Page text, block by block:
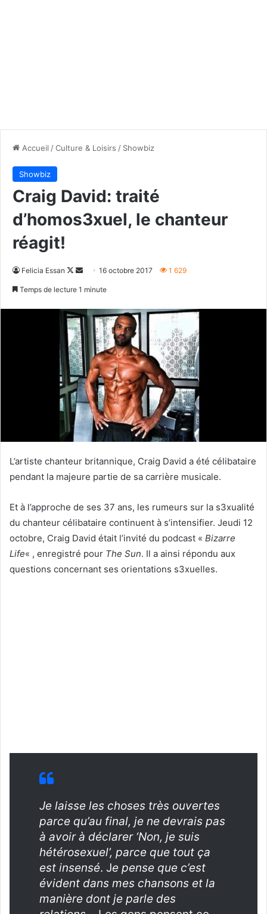
Accueil /Culture & Loisirs / Showbiz
Showbiz
Craig David: traité
d’homos3xuel, le chanteur
réagit!
Felicia Essan
Follow
Envoyer16 octobre 2017 1 629
Temps de lecture 1 minute
L’artiste chanteur britannique, Craig David a été célibataire
pendant la majeure partie de sa carrière musicale.
Et à l’approche de ses 37 ans, les rumeurs sur la s3xualité
du chanteur célibataire continuent à s’intensifier. Jeudi 12
octobre, Craig David était l’invité du podcast « Bizarre
Life« , enregistré pour The Sun. Il a ainsi répondu aux
questions concernant ses orientations s3xuelles.
Je laisse les choses très ouvertes
parce qu’au final, je ne devrais pas
à avoir à déclarer ‘Non, je suis
hétérosexuel’, parce que tout ça
est insensé. Je pense que c’est
évident dans mes chansons et la
manière dont je parle des